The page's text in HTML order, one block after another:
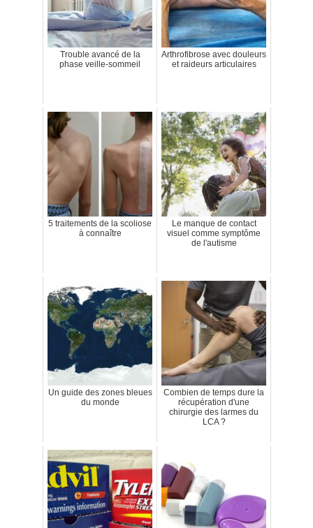
Trouble avancé de la
phase veille-sommeil
Arthrofibrose avec douleurs
et raideurs articulaires
5 traitements de la scoliose
à connaître
Le manque de contact
visuel comme symptôme
de l'autisme
Un guide des zones bleues
du monde
Combien de temps dure la
récupération d'une
chirurgie des larmes du
LCA ?